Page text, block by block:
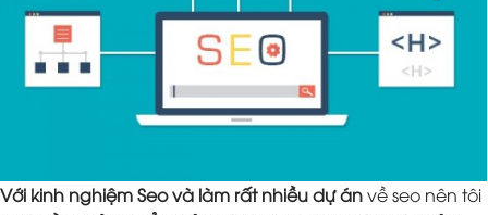
Với kinh nghiệm Seo và làm rất nhiều dự ánvề seo nên tôi